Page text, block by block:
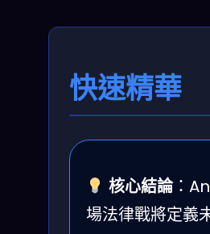
快速精華
核心結論：
場法律戰將定義